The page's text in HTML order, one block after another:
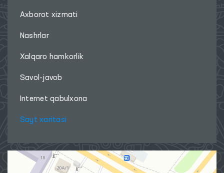
Axborot xizmati
Nashrlar
Xalqaro hamkorlik
Savol-javob
Internet qabulxona
Sayt xaritasi